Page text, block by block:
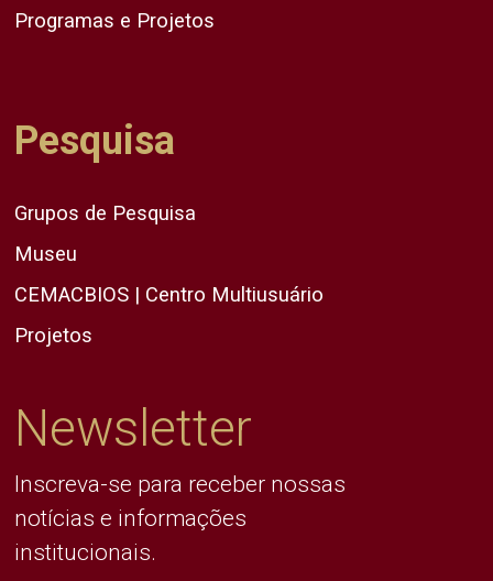
Programas e Projetos
Pesquisa
Grupos de Pesquisa
Museu
CEMACBIOS | Centro Multiusuário
Projetos
Newsletter
Inscreva-se para receber nossas
notícias e informações
institucionais.